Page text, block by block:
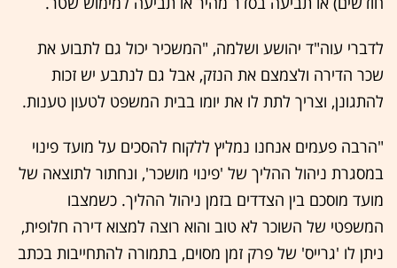
לדברי עוה"ד יהושע ושלמה, "המשכיר יכול גם לתבוע את
שכר הדירה ולצמצם את הנזק, אבל גם לנתבע יש זכות
להתגונן, וצריך לתת לו את יומו בבית המשפט לטעון טענות.
"הרבה פעמים אנחנו נמליץ ללקוח להסכים על מועד פינוי
במסגרת ניהול ההליך של 'פינוי מושכר', ונחתור לתוצאה של
מועד מוסכם בין הצדדים בזמן ניהול ההליך. כשמצבו
המשפטי של השוכר לא טוב והוא רוצה למצוא דירה חלופית,
ניתן לו 'גרייס' של פרק זמן מסוים, בתמורה להתחייבות בכתב